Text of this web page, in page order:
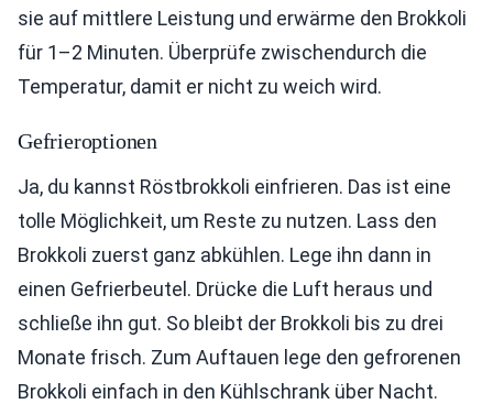
sie auf mittlere Leistung und erwärme den Brokkoli
für 1–2 Minuten. Überprüfe zwischendurch die
Temperatur, damit er nicht zu weich wird.
Gefrieroptionen
Ja, du kannst Röstbrokkoli einfrieren. Das ist eine
tolle Möglichkeit, um Reste zu nutzen. Lass den
Brokkoli zuerst ganz abkühlen. Lege ihn dann in
einen Gefrierbeutel. Drücke die Luft heraus und
schließe ihn gut. So bleibt der Brokkoli bis zu drei
Monate frisch. Zum Auftauen lege den gefrorenen
Brokkoli einfach in den Kühlschrank über Nacht.